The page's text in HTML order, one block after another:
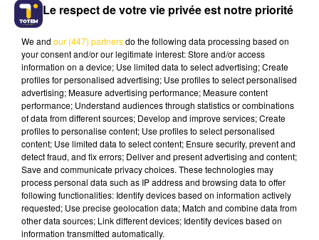
Lecture (4 min 45 sec)
6 décembre 2025 - 4 min 45 sec
L'INFO DU TARN DU 06/12/25 À 07H30
L'info du Tarn
Le respect de votre vie privée est notre priorité
We and our (447) partnersdo the following data processing based on
your consent and/or our legitimate interest: Store and/or access
information on a device; Use limited data to select advertising; Create
profiles for personalised advertising; Use profiles to select personalised
advertising; Measure advertising performance; Measure content
performance; Understand audiences through statistics or combinations
of data from different sources; Develop and improve services; Create
profiles to personalise content; Use profiles to select personalised
content; Use limited data to select content; Ensure security, prevent and
detect fraud, and fix errors; Deliver and present advertising and content;
Save and communicate privacy choices. These technologies may
process personal data such as IP address and browsing data to offer
following functionalities: Identify devices based on information actively
requested; Use precise geolocation data; Match and combine data from
other data sources; Link different devices; Identify devices based on
information transmitted automatically.